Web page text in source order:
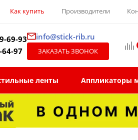
Как купить Производители
69-93
64-97
info@stick-rib.ru
ЗАКАЗАТЬ ЗВОНОК
ленты Аппликаторы